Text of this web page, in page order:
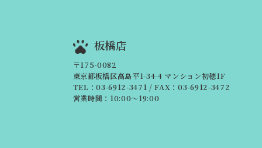
板橋店
〒175-0082
東京都板橋区高島平1-34-4 マンション初穂1F
TEL：03-6912-3471 / FAX：03-6912-3472
営業時間：10:00～19:00